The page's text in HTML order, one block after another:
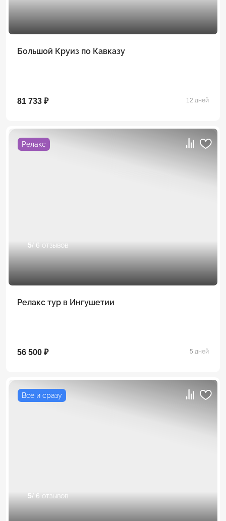
Большой Круиз по Кавказу
81 733 ₽ 12 дней
Релакс
5/ 6 отзывов
Релакс тур в Ингушетии
56 500 ₽ 5 дней
Всё и сразу
5/ 6 отзывов